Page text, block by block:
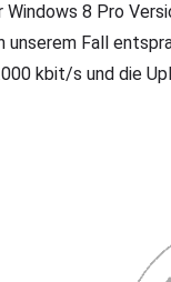
Windows 8 Pro
unserem Fall
kbit/s und die